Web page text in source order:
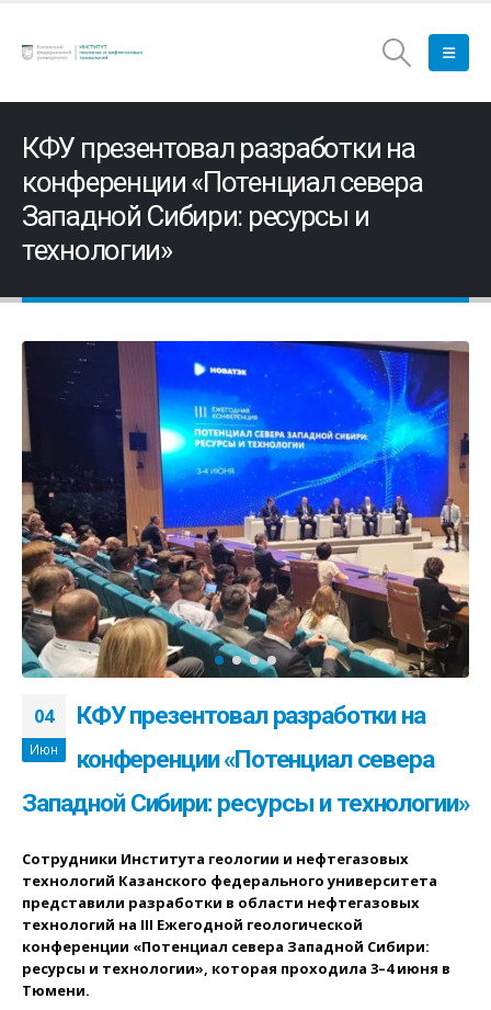
КФУ презентовал разработки на
конференции «Потенциал севера
Западной Сибири: ресурсы и
технологии»
04
Июн
КФУ презентовал разработки на
конференции «Потенциал севера
Западной Сибири: ресурсы и технологии»
Сотрудники Института геологии и нефтегазовых
технологий Казанского федерального университета
представили разработки в области нефтегазовых
технологий на III Ежегодной геологической
конференции «Потенциал севера Западной Сибири:
ресурсы и технологии», которая проходила 3–4 июня в
Тюмени.